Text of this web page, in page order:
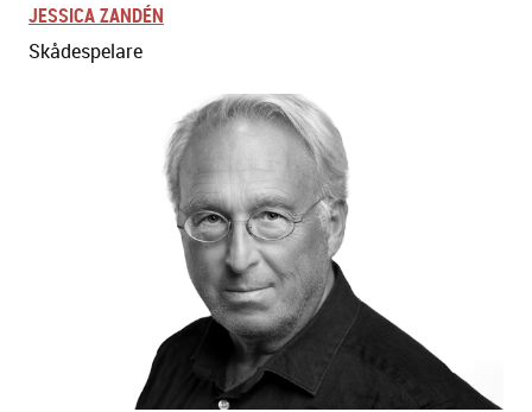
JESSICA ZANDÉN
Skådespelare